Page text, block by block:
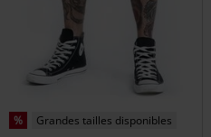
% Grandes tailles disponibles